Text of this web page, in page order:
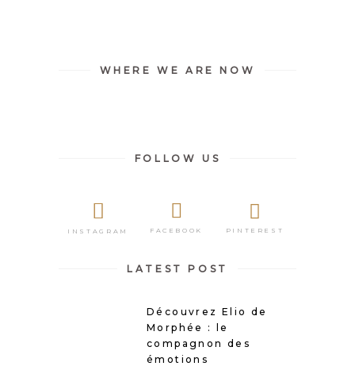
WHERE WE ARE NOW
FOLLOW US
INSTAGRAM FACEBOOK PINTEREST
LATEST POST
Découvrez Elio de
Morphée : le
compagnon des
émotions